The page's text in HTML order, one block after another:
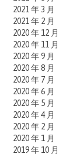
2021 年 3 月
2021 年 2 月
2020 年 12 月
2020 年 11 月
2020 年 9 月
2020 年 8 月
2020 年 7 月
2020 年 6 月
2020 年 5 月
2020 年 4 月
2020 年 2 月
2020 年 1 月
2019 年 10 月